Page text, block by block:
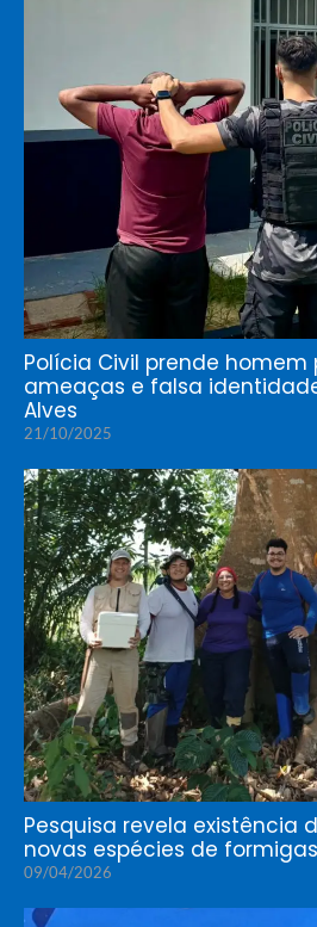
Polícia Civil prende homem
ameaças e falsa
Alves
21/10/2025
Pesquisa revela existência
novas espécies de
09/04/2026